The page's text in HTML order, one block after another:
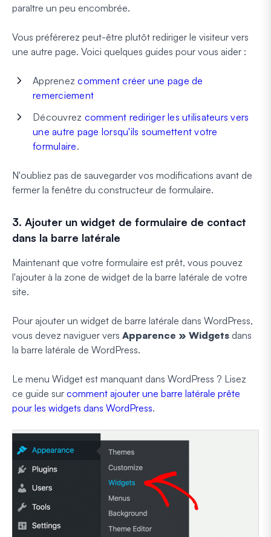
paraître un peu encombrée.
Vous préférerez peut-être plutôt rediriger le visiteur vers
une autre page. Voici quelques guides pour vous aider :
Apprenezcomment créer une page de
remerciement
Découvrez comment rediriger les utilisateurs vers
une autre page lorsqu'ils soumettent votre
formulaire.
N'oubliez pas de sauvegarder vos modifications avant de
fermer la fenêtre du constructeur de formulaire.
3. Ajouter un widget de formulaire de contact
dans la barre latérale
Maintenant que votre formulaire est prêt, vous pouvez
l'ajouter à la zone de widget de la barre latérale de votre
site.
Pour ajouter un widget de barre latérale dans WordPress,
vous devez naviguer vers Apparence » Widgets dans
la barre latérale de WordPress.
Le menu Widget est manquant dans WordPress ? Lisez
ce guide sur comment ajouter une barre latérale prête
pour les widgets dans WordPress.